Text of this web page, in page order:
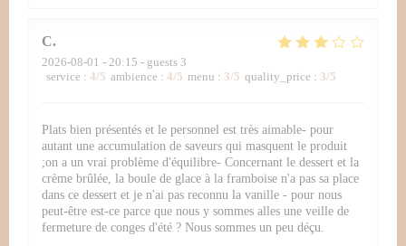
C
2026-08-01 - 20:15 - guests 3
service : 4/5 ambience : 4/5 menu : 3/5 quality_price : 3/5
Plats bien présentés et le personnel est très aimable- pour
autant une accumulation de saveurs qui masquent le produit
;on a un vrai problème d'équilibre- Concernant le dessert et la
crème brûlée, la boule de glace à la framboise n'a pas sa place
dans ce dessert et je n'ai pas reconnu la vanille - pour nous
peut-être est-ce parce que nous y sommes alles une veille de
fermeture de conges d'été ? Nous sommes un peu déçu.